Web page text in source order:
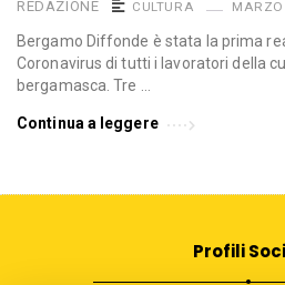
REDAZIONE CULTURA
Bergamo Diffonde è stata la prima
Coronavirus di tutti i lavoratori della
bergamasca. Tre …
Continua a leggere
Profili